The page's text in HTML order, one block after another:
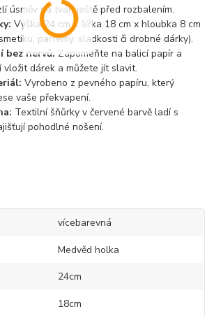
úsměv na tváři ještě před rozbalením.
Výška 24 cm x šířka 18 cm x hloubka 8 cm
parfémy, sladkosti či drobné dárky).
bez nervů: Zapomeňte na balicí papír a
vložit dárek a můžete jít slavit.
Vyrobeno z pevného papíru, který
vaše překvapení.
Textilní šňůrky v červené barvě ladí s
pohodlné nošení.
vícebarevná
Medvěd holka
24cm
18cm